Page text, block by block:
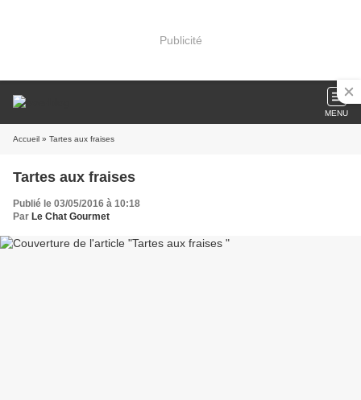
Publicité
MENU
Accueil » Tartes aux fraises
Tartes aux fraises
Publié le 03/05/2016 à 10:18
Par Le Chat Gourmet